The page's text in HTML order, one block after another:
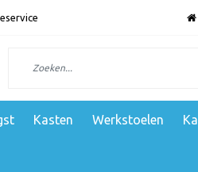
Kasten Werkstoelen